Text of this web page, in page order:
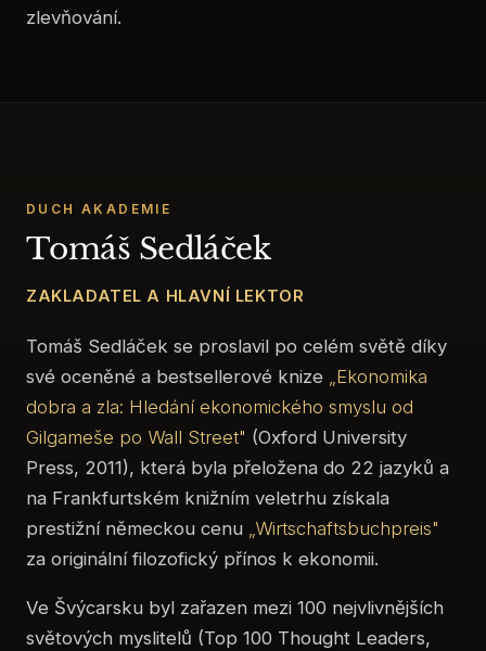
zlevňování.
DUCH AKADEMIE
Tomáš Sedláček
ZAKLADATEL A HLAVNÍ LEKTOR
Tomáš Sedláček se proslavil po celém světě díky
své oceněné a bestsellerové knize „Ekonomika
dobra a zla: Hledání ekonomického smyslu od
Gilgameše po Wall Street" (Oxford University
Press, 2011), která byla přeložena do 22 jazyků a
na Frankfurtském knižním veletrhu získala
prestižní německou cenu „Wirtschaftsbuchpreis"
za originální filozofický přínos k ekonomii.
Ve Švýcarsku byl zařazen mezi 100 nejvlivnějších
světových myslitelů (Top 100 Thought Leaders,